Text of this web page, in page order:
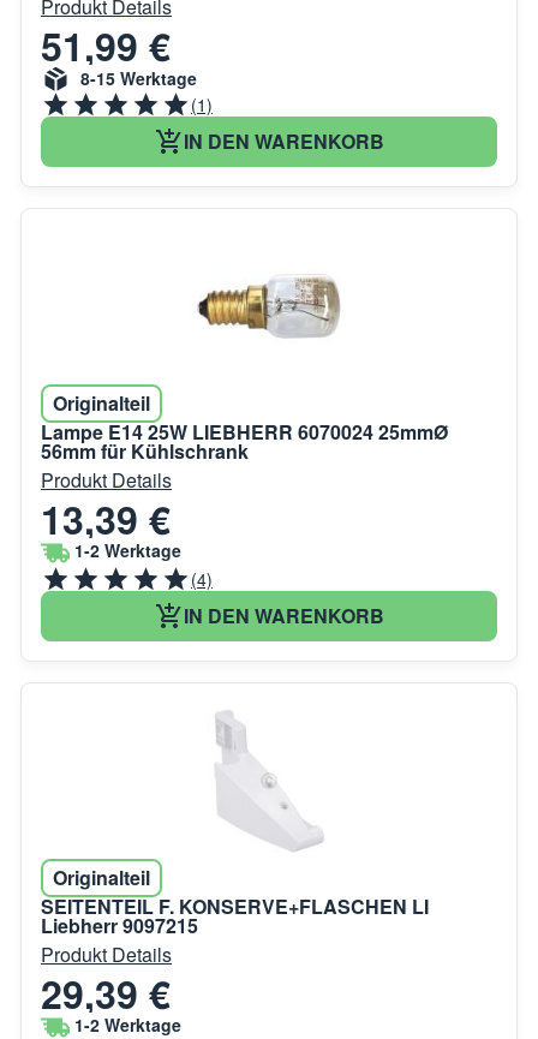
Produkt Details
51,99 €
8-15 Werktage
(1)
IN DEN WARENKORB
Originalteil
Lampe E14 25W LIEBHERR 6070024 25mmØ
56mm für Kühlschrank
Produkt Details
13,39 €
1-2 Werktage
(4)
IN DEN WARENKORB
Originalteil
SEITENTEIL F. KONSERVE+FLASCHEN LI
Liebherr 9097215
Produkt Details
29,39 €
1-2 Werktage